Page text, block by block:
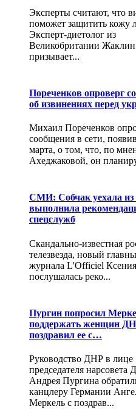
Эксперты считают, что
поможет защитить кожу
Эксперт-диетолог из
Великобритании
призывает...
Пореченков опроверг
об извинениях перед
Михаил Пореченков
сообщения в сети,
марта, о том, что, по
Ахеджаковой, он
СМИ: Собчак уехала из
выполнила
спецслужб
Скандально-известная
телезвезда, новый
журнала L'Officiel
послушалась реко...
Пургин попросил
поддержать женщин
поздравил ее с…
Руководство ДНР в лице
председателя нарсовета
Андрея Пургина
канцлеру Германии
Меркель с поздрав...